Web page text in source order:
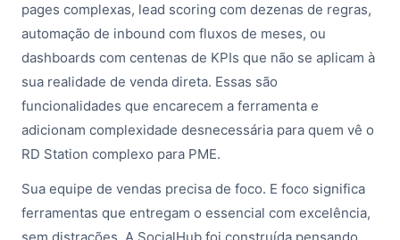
pages complexas, lead scoring com dezenas de regras,
automação de inbound com fluxos de meses, ou
dashboards com centenas de KPIs que não se aplicam à
sua realidade de venda direta. Essas são
funcionalidades que encarecem a ferramenta e
adicionam complexidade desnecessária para quem vê o
RD Station complexo para PME.
Sua equipe de vendas precisa de foco. E foco significa
ferramentas que entregam o essencial com excelência,